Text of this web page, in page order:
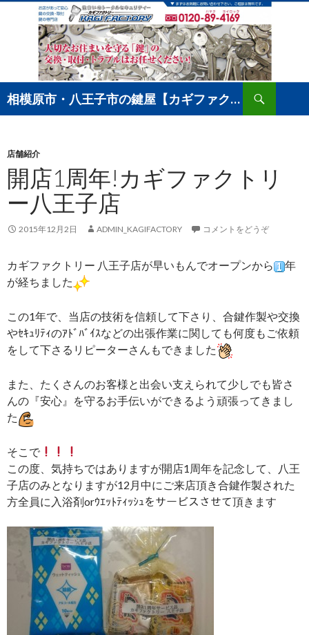
相模原市・八王子市の鍵屋【カギファクトリー】店舗ブログ
索
ン
ツ
へ
店舗紹介
開店1周年!カギファクトリ
ー八王子店
2015年12月2日 ADMIN_KAGIFACTORY コメントをどうぞ
カギファクトリー 八王子店が早いもんでオープンから
年
が経ちました
この1年で、当店の技術を信頼して下さり、合鍵作製や交換
やｾｷｭﾘﾃｨのｱﾄﾞﾊﾞｲｽなどの出張作業に関しても何度もご依頼
をして下さるリピーターさんもできました
また、たくさんのお客様と出会い支えられて少しでも皆さ
んの『安心』を守るお手伝いができるよう頑張ってきまし
た
そこで
この度、気持ちではありますが開店1周年を記念して、八王
子店のみとなりますが12月中にご来店頂き合鍵作製された
方全員に入浴剤orｳｴｯﾄﾃｨｯｼｭをサービスさせて頂きます